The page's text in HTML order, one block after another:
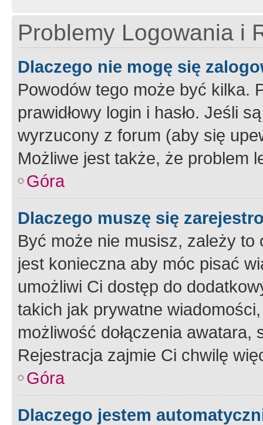
Problemy Logowania i
Dlaczego nie mogę się
Powodów tego może być kilka.
prawidłowy login i hasło. Jeśli
wyrzucony z forum (aby się
Możliwe jest także, że problem
Góra
Dlaczego muszę się
Być może nie musisz, zależy
jest konieczna aby móc pisać
umożliwi Ci dostęp do
takich jak prywatne
możliwość dołączenia
Rejestracja zajmie Ci chwilę
Góra
Dlaczego jestem